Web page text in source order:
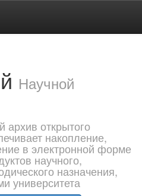
Научной
архив открытого
накопление,
в электронной форме
научного,
назначения,
университета